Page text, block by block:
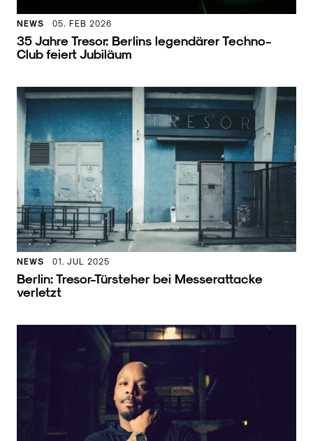
NEWS 05. FEB 2026
35 Jahre Tresor: Berlins legendärer Techno-
Club feiert Jubiläum
NEWS 01. JUL 2025
Berlin: Tresor-Türsteher bei Messerattacke
verletzt